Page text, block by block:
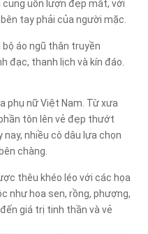
cung uốn lượn đẹp mắt, với
tay phải của người mặc.
bộ áo ngũ thân truyền
đạc, thanh lịch và kín đáo.
phụ nữ Việt Nam. Từ xưa
tôn lên vẻ đẹp thướt
nhiều cô dâu lựa chọn
chàng.
thêu khéo léo với các họa
như hoa sen, rồng, phượng,
giá trị tinh thần và vẻ